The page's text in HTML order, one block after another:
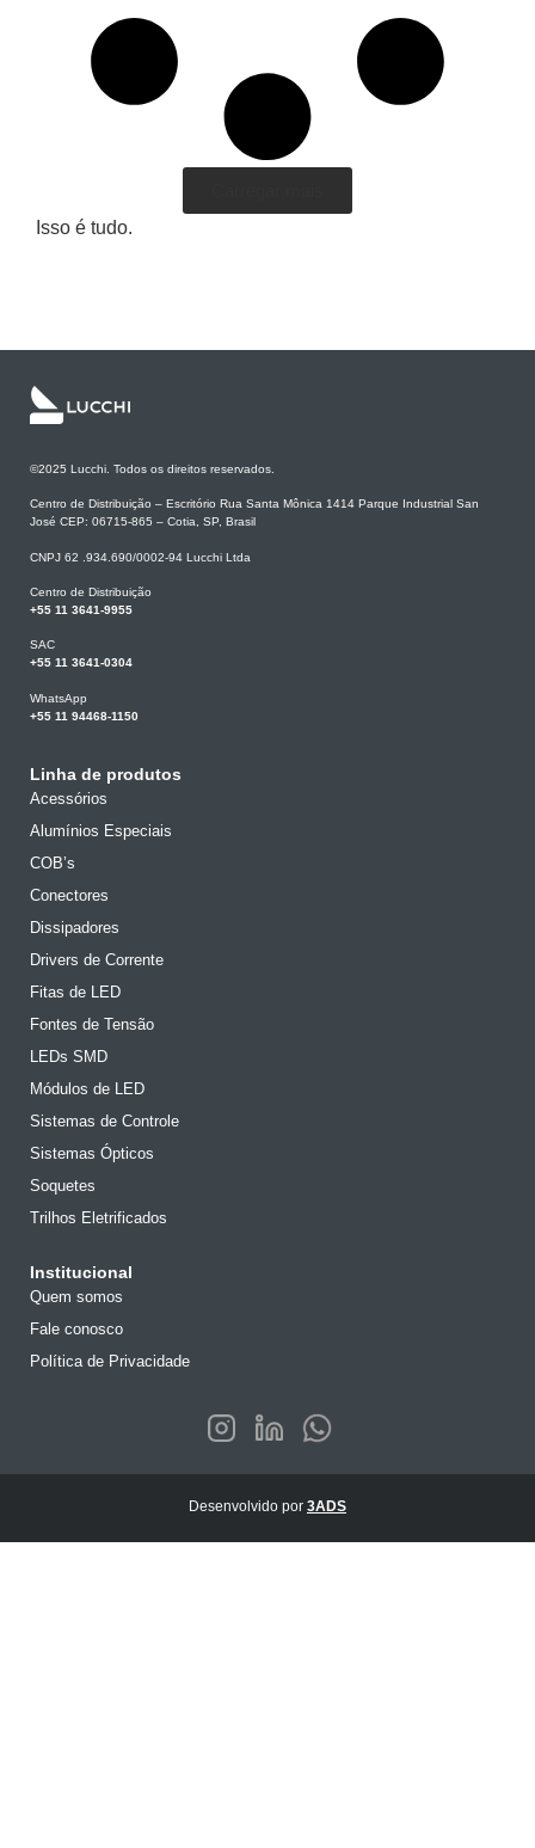
Isso é tudo.
©2025 Lucchi. Todos os direitos reservados.
Centro de Distribuição – Escritório Rua Santa Mônica 1414 Parque Industrial San
José CEP: 06715-865 – Cotia, SP, Brasil
CNPJ 62 .934.690/0002-94 Lucchi Ltda
Centro de Distribuição
+55 11 3641-9955
SAC
+55 11 3641-0304
WhatsApp
+55 11 94468-1150
Linha de produtos
Acessórios
Alumínios Especiais
COB’s
Conectores
Dissipadores
Drivers de Corrente
Fitas de LED
Fontes de Tensão
LEDs SMD
Módulos de LED
Sistemas de Controle
Sistemas Ópticos
Soquetes
Trilhos Eletrificados
Institucional
Quem somos
Fale conosco
Política de Privacidade
Desenvolvido por 3ADS